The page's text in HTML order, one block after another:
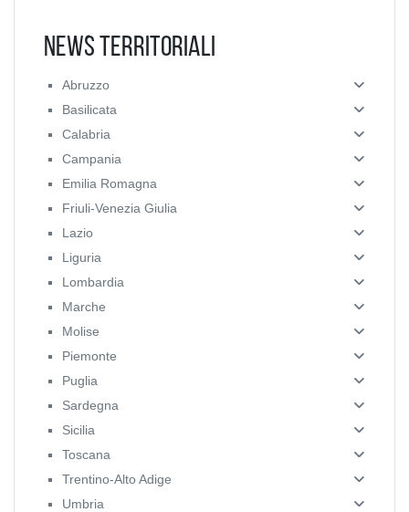
News Territoriali
Abruzzo
Basilicata
Calabria
Campania
Emilia Romagna
Friuli-Venezia Giulia
Lazio
Liguria
Lombardia
Marche
Molise
Piemonte
Puglia
Sardegna
Sicilia
Toscana
Trentino-Alto Adige
Umbria